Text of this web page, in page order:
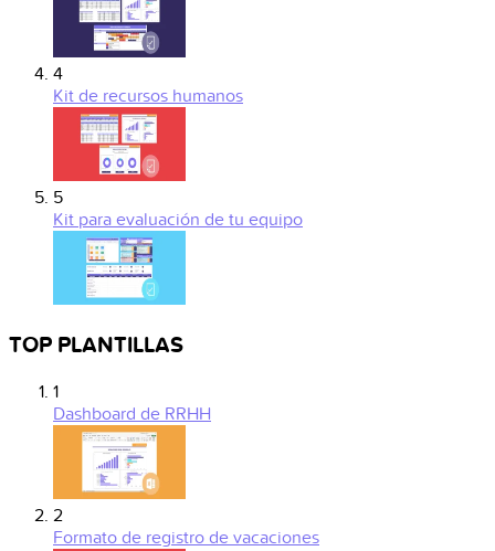
4
Kit de recursos humanos
5
Kit para evaluación de tu equipo
TOP PLANTILLAS
1
Dashboard de RRHH
2
Formato de registro de vacaciones